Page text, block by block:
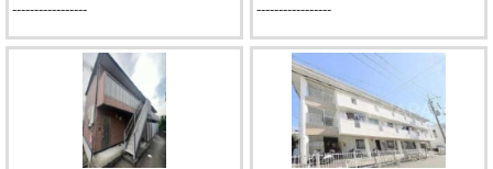
----------------- -----------------